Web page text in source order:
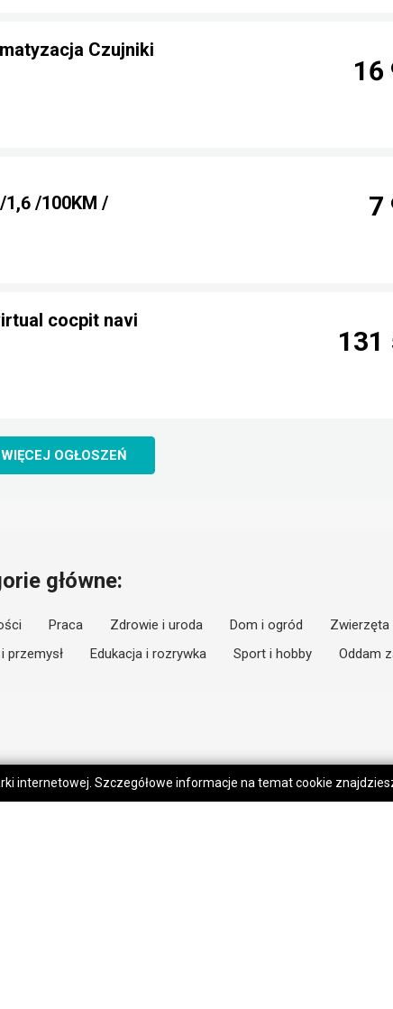
Czujniki
16
/100KM / 7
cocpit navi
131
OGŁOSZEŃ
główne:
Praca Zdrowie i uroda Dom i ogród Zwierzęta
przemysł Edukacja i rozrywka Sport i hobby
Oddam
internetowej. Szczegółowe informacje na temat cookie